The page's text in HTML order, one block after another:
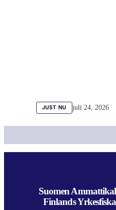
JUST NU juli 24, 2026
Suomen
Finlands